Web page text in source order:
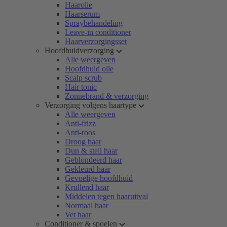
Haarolie
Haarserum
Spraybehandeling
Leave-in conditioner
Haarverzorgingsset
Hoofdhuidverzorging
Alle weergeven
Hoofdhuid olie
Scalp scrub
Hair tonic
Zonnebrand & verzorging
Verzorging volgens haartype
Alle weergeven
Anti-frizz
Anti-roos
Droog haar
Dun & steil haar
Geblondeerd haar
Gekleurd haar
Gevoelige hoofdhuid
Krullend haar
Middelen tegen haaruitval
Normaal haar
Vet haar
Conditioner & spoelen